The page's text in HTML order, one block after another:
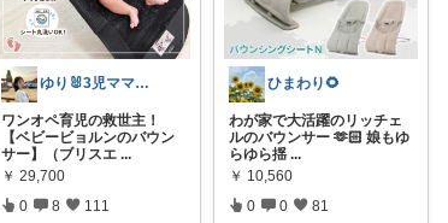
ゆり🐰3児ママの育児・家事・便利グッズ
ワンオペ育児の救世主！
【ベビービョルンのバウン
サー】（ブリスエ ...
￥ 29,700
0 8 111
ひまわり🌻
わが家で大活躍のリッチェ
ルのバウンサー 🫶🏻 娘もゆ
らゆら揺 ...
￥ 10,560
0 0 81